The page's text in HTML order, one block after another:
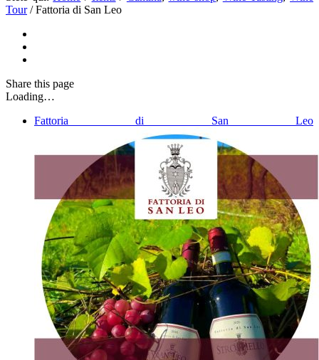
Tour / Fattoria di San Leo
Share this page
Loading…
Fattoria di San Leo